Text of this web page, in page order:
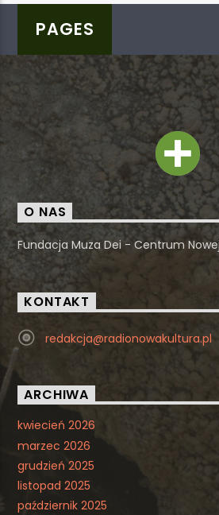
PAGES
O NAS
Fundacja Muza Dei - Centrum
KONTAKT
redakcja@radionowakultura.pl
ARCHIWA
kwiecień 2026
marzec 2026
grudzień 2025
listopad 2025
październik 2025